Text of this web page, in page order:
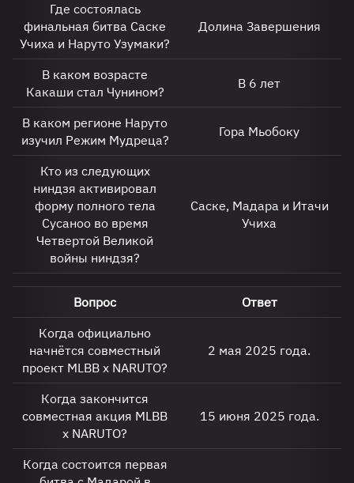
Где состоялась
финальная битва Саске
Учиха и Наруто Узумаки?
Долина Завершения
В каком возрасте
Какаши стал Чунином?
В 6 лет
В каком регионе Наруто
изучил Режим Мудреца?
Гора Мьобоку
Кто из следующих
ниндзя активировал
форму полного тела
Сусаноо во время
Четвертой Великой
войны ниндзя?
Саске, Мадара и Итачи
Учиха
Вопрос
Ответ
Когда официально
начнётся совместный
проект MLBB x NARUTO?
2 мая 2025 года.
Когда закончится
совместная акция MLBB
x NARUTO?
15 июня 2025 года.
Когда состоится первая